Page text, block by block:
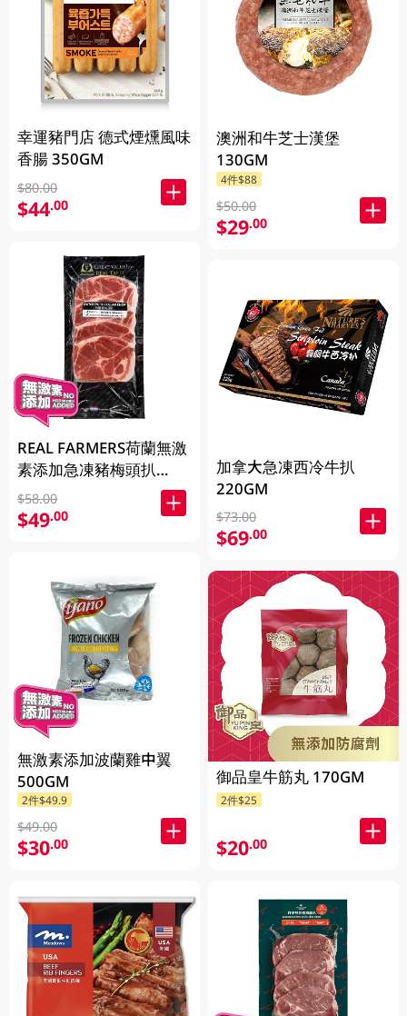
幸運豬門店 德式煙燻風味
香腸 350GM
$80.00
$44.00
REAL FARMERS荷蘭無激
素添加急凍豬梅頭扒
400GM
$58.00
$49.00
無激素添加波蘭雞中翼
500GM
2件$49.9
$49.00
$30.00
澳洲和牛芝士漢堡
130GM
4件$88
$50.00
$29.00
加拿大急凍西冷牛扒
220GM
$73.00
$69.00
御品皇牛筋丸 170GM
2件$25
$20.00